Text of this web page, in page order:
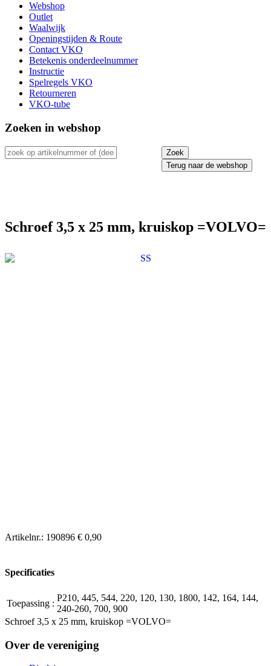
Webshop
Outlet
Waalwijk
Openingstijden & Route
Contact VKO
Betekenis onderdeelnummer
Instructie
Spelregels VKO
Retourneren
VKO-tube
Zoeken in webshop
Terug naar de webshop
Schroef 3,5 x 25 mm, kruiskop =VOLVO=
Artikelnr.: 190896 € 0,90
Specificaties
Toepassing :
P210, 445, 544, 220, 120, 130, 1800, 142, 164, 144,
240-260, 700, 900
Schroef 3,5 x 25 mm, kruiskop =VOLVO=
Over de vereniging